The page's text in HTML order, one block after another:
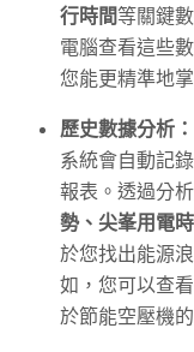
行時間等關鍵
電腦查看這些
您能更精準地
歷史數據分析：
系統會自動記
報表。透過分
勢、尖峯用電
於您找出能源
如，您可以查看
於節能空壓機